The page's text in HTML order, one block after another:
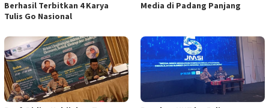
Berhasil Terbitkan 4 Karya
Tulis Go Nasional
Media di Padang Panjang